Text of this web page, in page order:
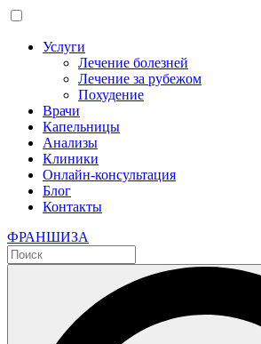
Услуги
Лечение болезней
Лечение за рубежом
Похудение
Врачи
Капельницы
Анализы
Клиники
Онлайн-консультация
Блог
Контакты
ФРАНШИЗА